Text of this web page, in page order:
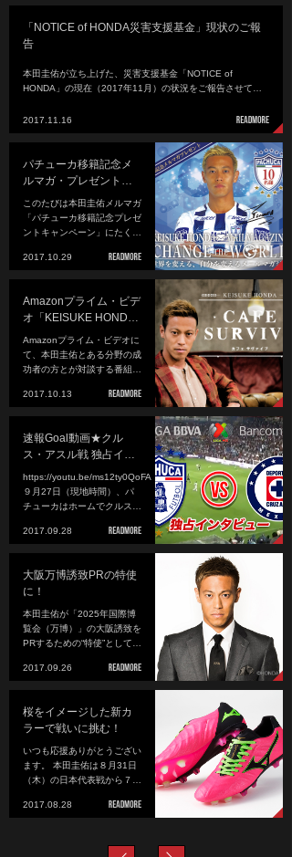
「NOTICE of HONDA災害支援基金」現状のご報
告
本田圭佑が立ち上げた、災害支援基金「NOTICE of
HONDA」の現在（2017年11月）の状況をご報告させて…
2017.11.16
パチューカ移籍記念メ
ルマガ・プレゼント…
このたびは本田圭佑メルマガ
「パチューカ移籍記念プレゼ
ントキャンペーン」にたく…
2017.10.29
Amazonプライム・ビデ
オ「KEISUKE HOND…
Amazonプライム・ビデオに
て、本田圭佑とある分野の成
功者の方とが対談する番組…
2017.10.13
速報Goal動画★クル
ス・アスル戦 独占イ…
https://youtu.be/ms12ty0QoFA
９月27日（現地時間）、パ
チューカはホームでクルス…
2017.09.28
大阪万博誘致PRの特使
に！
本田圭佑が「2025年国際博
覧会（万博）」の大阪誘致を
PRするための“特使”として…
2017.09.26
桜をイメージした新カ
ラーで戦いに挑む！
いつも応援ありがとうござい
ます。 本田圭佑は８月31日
（木）の日本代表戦から７…
2017.08.28